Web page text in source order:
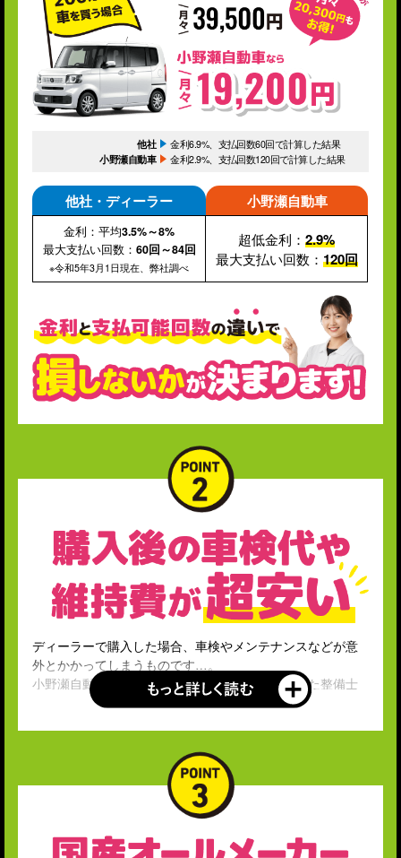
他社
金利6.9%、支払回数60回で計算した結果
小野瀬自動車
金利2.9%、支払回数120回で計算した結果
他社・ディーラー
金利：平均3.5%～8%
最大支払い回数： 60回～84回
※令和5年3月1日現在、弊社調べ
小野瀬自動車
超低金利：2.9%
最大支払い回数： 120回
ディーラーで購入した場合、車検やメンテナンスなどが意
外とかかってしまうものです…。
小野瀬自動車は自社工場完備で、国家資格を有した整備士
が作業を行うため、車検やメンテナンスもかなりお値打ち
新車購入時はもちろん、車検・メンテナンス費用の安さも
考えると圧倒的にお得なので、最終的にトータルコストが